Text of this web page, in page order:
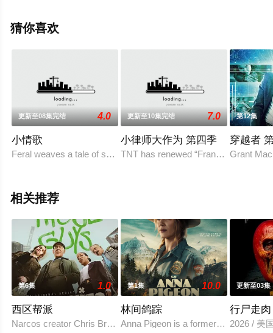
剧、电视猫或剧情网等平台了解。
猜你喜欢
更新至08集完结 4.0
小情歌
Feral weaves a tale of survival as a group of 20-somethings learn
更新至10集完结 7.0
小律师大作为 第四季
TNT has renewed “Franklin and
第12集
穿越者
Grant
相关推荐
第6集 1.0
西区帮派
Narcos creator Chris Brancato is developing a Peaky Blinders-
第1集 10.0
林间鸽踪
Anna Pigeon is a former city slicker
更新至03集
行尸走
2026 / 美